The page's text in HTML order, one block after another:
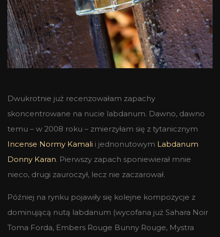
Dwukrotnie już recenzowałam zapachy
skoncentrowane na nucie labdanum. Dawno, dawno
temu – w 2008 roku – zmierzyłam się z tytanicznym
Incense Normy Kamali i jednonutowym Labdanum
Donny Karan. Pierwszy zapach sponiewierał mnie
nieco, drugi zauroczył, lecz nie zaczarował.
Później na rynku pojawiły się kolejne kompozycje z
dominującą nutą labdanum (wycofana już Sahara Noir
Toma Forda, Embers Rouge Bunny Rouge, Mystra